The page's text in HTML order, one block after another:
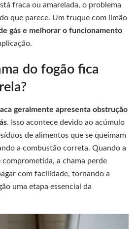
fraca ou amarelada, o problema
que parece. Um truque com limão
gás e melhorar o funcionamento
do fogão fica
geralmente apresenta obstrução
. Isso acontece devido ao acúmulo
de alimentos que se queimam
a combustão correta. Quando a
comprometida, a chama perde
com facilidade, tornando a
uma etapa essencial da